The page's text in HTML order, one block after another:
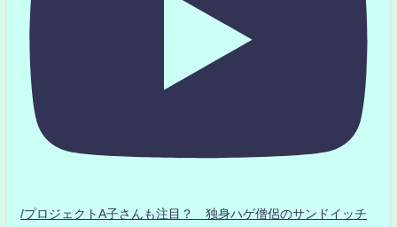
/プロジェクトA子さんも注目？ 独身ハゲ僧侶のサンドイッチ